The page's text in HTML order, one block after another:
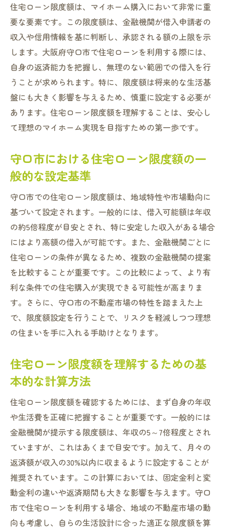
定
守口市の土地価格が住宅ローンに与える影
響
地域経済の動向が住宅ローン限度額に与え
る影響
守口市の住環境と住宅ローン限度額の関係
地域の将来性と住宅ローン計画の関連性
守口市での住宅ローン限度額の動向分析
限度額設定のポイント
理想の住まいに必要な住宅ローン限度額の
予算とライフスタイルに合った住宅ローン
限度額の設定方法
将来を見据えた住宅ローン限度額の計画
家計に優しい住宅ローン限度額の設定方法
住宅ローン限度額を超えないための注意点
専門家に相談して最適な住宅ローン限度額
を設定
守口市での住宅ローン最新情報と金利動向を徹
底解説
金利変動が住宅ローン限度額に与える影響
守口市内で利用可能な住宅ローン商品一覧
最新の金利動向と住宅ローン限度額の関係
守口市での住宅ローン商品を比較する方法
金融機関別の住宅ローン限度額の特性
住宅ローン限度額を最大限に活用する資金計画
の立て方
効果的な資金計画で住宅ローン限度額を活
用
限度額を最大限に引き出すための戦略
住宅ローン限度額は、マイホーム購入において非常に重
要な要素です。この限度額は、金融機関が借入申請者の
収入や信用情報を基に判断し、承認される額の上限を示
します。大阪府守口市で住宅ローンを利用する際には、
自身の返済能力を把握し、無理のない範囲での借入を行
うことが求められます。特に、限度額は将来的な生活基
盤にも大きく影響を与えるため、慎重に設定する必要が
あります。住宅ローン限度額を理解することは、安心し
て理想のマイホーム実現を目指すための第一歩です。
守口市における住宅ローン限度額の一
般的な設定基準
守口市での住宅ローン限度額は、地域特性や市場動向に
基づいて設定されます。一般的には、借入可能額は年収
の約5倍程度が目安とされ、特に安定した収入がある場合
にはより高額の借入が可能です。また、金融機関ごとに
住宅ローンの条件が異なるため、複数の金融機関の提案
を比較することが重要です。この比較によって、より有
利な条件での住宅購入が実現できる可能性が高まりま
す。さらに、守口市の不動産市場の特性を踏まえた上
で、限度額設定を行うことで、リスクを軽減しつつ理想
の住まいを手に入れる手助けとなります。
住宅ローン限度額を理解するための基
本的な計算方法
住宅ローン限度額を確認するためには、まず自身の年収
や生活費を正確に把握することが重要です。一般的には
金融機関が提示する限度額は、年収の5～7倍程度とされ
ていますが、これはあくまで目安です。加えて、月々の
返済額が収入の30%以内に収まるように設定することが
推奨されています。この計算においては、固定金利と変
動金利の違いや返済期間も大きな影響を与えます。守口
市で住宅ローンを利用する場合、地域の不動産市場の動
向も考慮し、自らの生活設計に合った適正な限度額を算